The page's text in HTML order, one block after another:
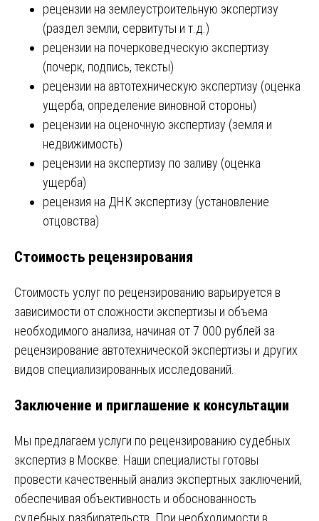
рецензии на землеустроительную экспертизу
(раздел земли, сервитуты и т.д.)
рецензии на почерковедческую экспертизу
(почерк, подпись, тексты)
рецензии на автотехническую экспертизу (оценка
ущерба, определение виновной стороны)
рецензии на оценочную экспертизу (земля и
недвижимость)
рецензии на экспертизу по заливу (оценка
ущерба)
рецензия на ДНК экспертизу (установление
отцовства)
Стоимость рецензирования
Стоимость услуг по рецензированию варьируется в
зависимости от сложности экспертизы и объема
необходимого анализа, начиная от 7 000 рублей за
рецензирование автотехнической экспертизы и других
видов специализированных исследований.
Заключение и приглашение к консультации
Мы предлагаем услуги по рецензированию судебных
экспертиз в Москве. Наши специалисты готовы
провести качественный анализ экспертных заключений,
обеспечивая объективность и обоснованность